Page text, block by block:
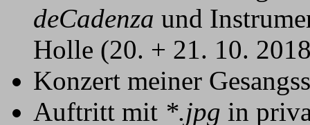
deCadenza und
Holle (20. + 21. 10.
Konzert meiner
Auftritt mit *.jpg in